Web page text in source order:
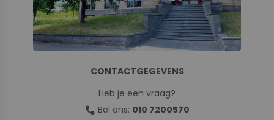
CONTACTGEGEVENS
Heb je een vraag?
call Bel ons: 010 7200570